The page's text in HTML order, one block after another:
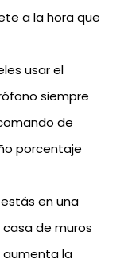
a la hora que
usar el
siempre
de
porcentaje
estás en una
de muros
aumenta la